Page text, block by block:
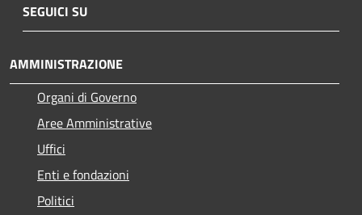
SEGUICI SU
AMMINISTRAZIONE
Organi di Governo
Aree Amministrative
Uffici
Enti e fondazioni
Politici